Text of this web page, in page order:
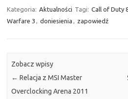
Kategoria: Aktualności Tagi: Call of Duty
Warfare 3
doniesienia zapowiedź
Zobacz wpisy
← Relacja z MSI Master
Overclocking Arena 2011